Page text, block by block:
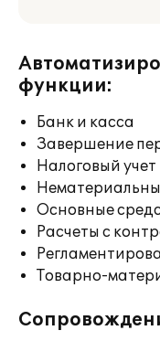
функции:
Банк и касса
Завершение
Налоговый учет
Основные
Расчеты с
Товарно-